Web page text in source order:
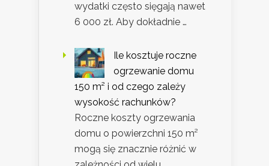
wydatki często sięgają nawet
6 000 zł. Aby dokładnie …
Ile kosztuje roczne
ogrzewanie domu
150 m² i od czego zależy
wysokość rachunków?
Roczne koszty ogrzewania
domu o powierzchni 150 m²
mogą się znacznie różnić w